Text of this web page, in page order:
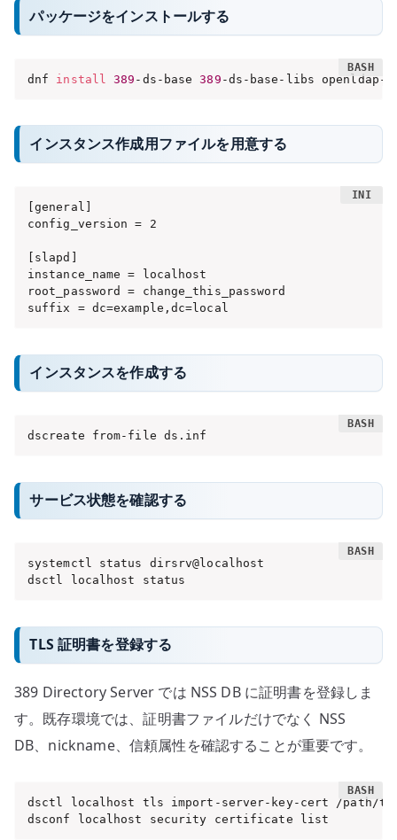
パッケージをインストールする
dnf install 389 -ds-base 389 -ds-base-libs openldap-
インスタンス作成用ファイルを用意する
[general]
config_version = 2
[slapd]
instance_name = localhost
root_password = change_this_password
suffix = dc=example,dc=local
インスタンスを作成する
dscreate from-file ds.inf
サービス状態を確認する
systemctl status dirsrv@localhost
dsctl localhost status
TLS 証明書を登録する
389 Directory Server では NSS DB に証明書を登録しま
す。既存環境では、証明書ファイルだけでなく NSS
DB、nickname、信頼属性を確認することが重要です。
dsctl localhost tls import-server-key-cert /path/
dsconf localhost security certificate list